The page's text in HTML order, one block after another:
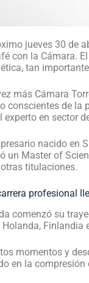
jueves 30 de
con la Cámara.
tan
más Cámara
conscientes de la
experto en sector
nacido en
un Master of
titulaciones.
profesional
comenzó su
Holanda, Finlandia
momentos y
en la compresión